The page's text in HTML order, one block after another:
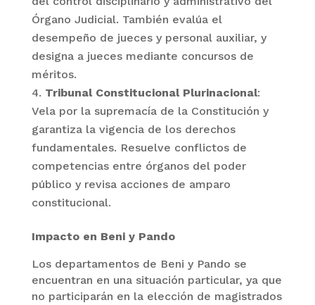
Órgano Judicial. También evalúa el
desempeño de jueces y personal auxiliar, y
designa a jueces mediante concursos de
méritos.
Tribunal Constitucional Plurinacional:
Vela por la supremacía de la Constitución y
garantiza la vigencia de los derechos
fundamentales. Resuelve conflictos de
competencias entre órganos del poder
público y revisa acciones de amparo
constitucional.
Impacto en Beni y Pando
Los departamentos de Beni y Pando se
encuentran en una situación particular, ya que
no participarán en la elección de magistrados